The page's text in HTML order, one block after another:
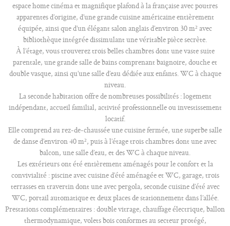
espace home cinéma et magnifique plafond à la française avec poutres
apparentes d’origine, d’une grande cuisine américaine entièrement
équipée, ainsi que d’un élégant salon anglais d’environ 30 m² avec
bibliothèque intégrée dissimulant une véritable pièce secrète.
À l’étage, vous trouverez trois belles chambres dont une vaste suite
parentale, une grande salle de bains comprenant baignoire, douche et
double vasque, ainsi qu’une salle d’eau dédiée aux enfants. WC à chaque
niveau.
La seconde habitation offre de nombreuses possibilités : logement
indépendant, accueil familial, activité professionnelle ou investissement
locatif.
Elle comprend au rez-de-chaussée une cuisine fermée, une superbe salle
de danse d’environ 40 m², puis à l’étage trois chambres dont une avec
balcon, une salle d’eau, et des WC à chaque niveau.
Les extérieurs ont été entièrement aménagés pour le confort et la
convivialité : piscine avec cuisine d’été aménagée et WC, garage, trois
terrasses en travertin dont une avec pergola, seconde cuisine d’été avec
WC, portail automatique et deux places de stationnement dans l’allée.
Prestations complémentaires : double vitrage, chauffage électrique, ballon
thermodynamique, volets bois conformes au secteur protégé,